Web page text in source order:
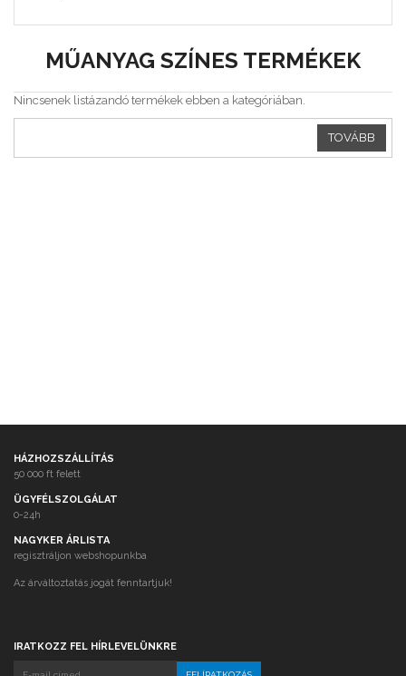
MŰANYAG SZÍNES TERMÉKEK
Nincsenek listázandó termékek ebben a kategóriában.
TOVÁBB
HÁZHOZSZÁLLÍTÁS
50 000 ft felett
ÜGYFÉLSZOLGÁLAT
0-24h
NAGYKER ÁRLISTA
regisztráljon webshopunkba
Az árváltoztatás jogát fenntartjuk!
IRATKOZZ FEL HÍRLEVELÜNKRE